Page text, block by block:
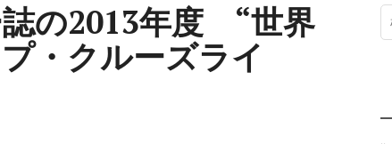
誌の2013年度 “世界
・クルーズライ